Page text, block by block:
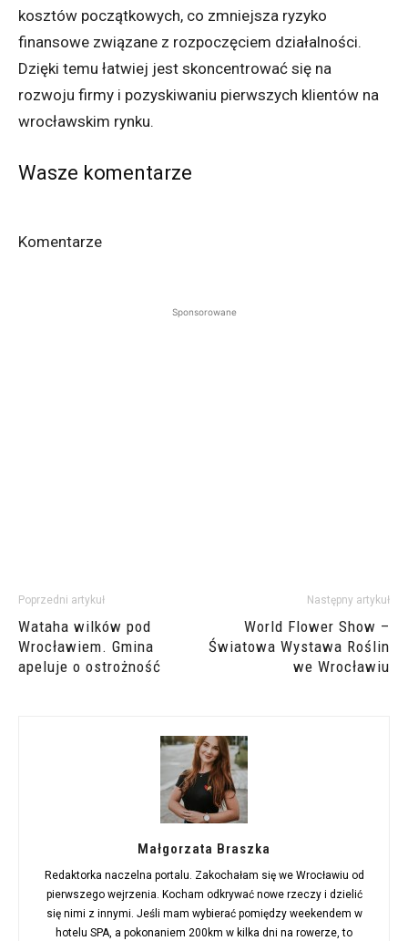
kosztów początkowych, co zmniejsza ryzyko
finansowe związane z rozpoczęciem działalności.
Dzięki temu łatwiej jest skoncentrować się na
rozwoju firmy i pozyskiwaniu pierwszych klientów na
wrocławskim rynku.
Wasze komentarze
Komentarze
Sponsorowane
Poprzedni artykuł
Wataha wilków pod
Wrocławiem. Gmina
apeluje o ostrożność
Następny artykuł
World Flower Show –
Światowa Wystawa Roślin
we Wrocławiu
Małgorzata Braszka
Redaktorka naczelna portalu. Zakochałam się we Wrocławiu od
pierwszego wejrzenia. Kocham odkrywać nowe rzeczy i dzielić
się nimi z innymi. Jeśli mam wybierać pomiędzy weekendem w
hotelu SPA, a pokonaniem 200km w kilka dni na rowerze, to